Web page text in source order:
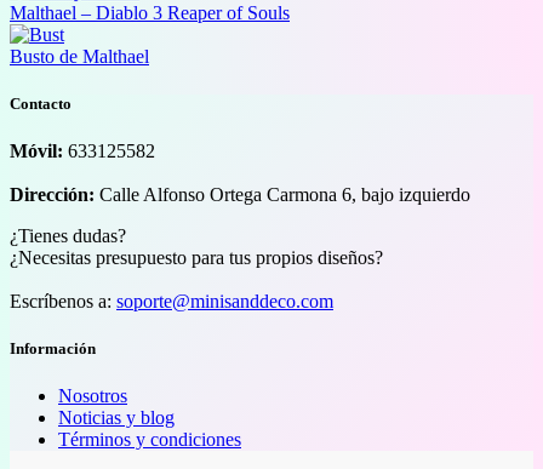
Malthael – Diablo 3 Reaper of Souls
Busto de Malthael
Contacto
Móvil: 633125582
Dirección: Calle Alfonso Ortega Carmona 6, bajo izquierdo
¿Tienes dudas?
¿Necesitas presupuesto para tus propios diseños?
Escríbenos a: soporte@minisanddeco.com
Información
Nosotros
Noticias y blog
Términos y condiciones